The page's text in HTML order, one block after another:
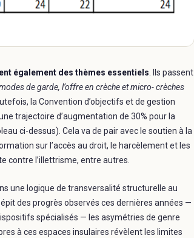
également des thèmes essentiels. Ils passent
de garde, l’offre en crèche et micro- crèches
la Convention d’objectifs et de gestion
trajectoire d’augmentation de 30% pour la
ci-dessus). Cela va de pair avec le soutien à la
sur l’accès au droit, le harcèlement et les
contre l’illettrisme, entre autres.
une logique de transversalité structurelle au
des progrès observés ces dernières années —
spécialisés — les asymétries de genre
à ces espaces insulaires révèlent les limites